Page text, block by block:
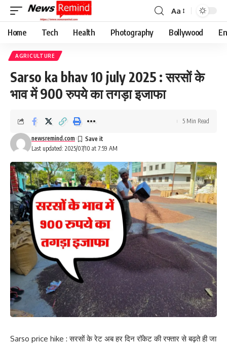
Font
Resizer
Aa
Home Tech Health Photography Bollywood
AGRICULTURE
Sarso ka bhav 10 july 2025 : सरसों के
भाव में 900 रुपये का तगड़ा इजाफा
Last updated: 2025/07/10 at 7:59 AM
newsremind.com
5 Min Read
Sarso price hike : सरसों के रेट अब हर दिन रॉकेट की रफ्तार से बढ़ते ही जा